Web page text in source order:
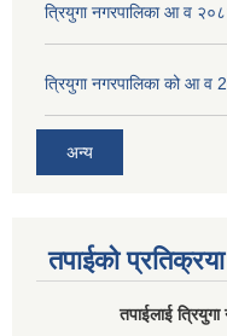
त्रियुगा नगरपालिका आ व
त्रियुगा नगरपालिका को आ व
अन्य
तपाईको
तपाईलाई